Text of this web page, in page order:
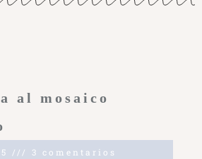
al mosaico
3 comentarios